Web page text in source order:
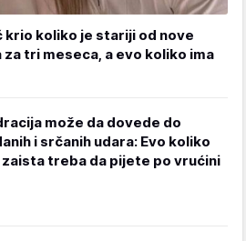
krio koliko je stariji od nove
tri meseca, a evo koliko ima
može da dovede do
i srčanih udara: Evo koliko
treba da pijete po vrućini